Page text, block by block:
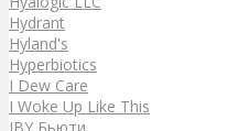
Hydrant
Hyland's
Hyperbiotics
I Dew Care
I Woke Up Like This